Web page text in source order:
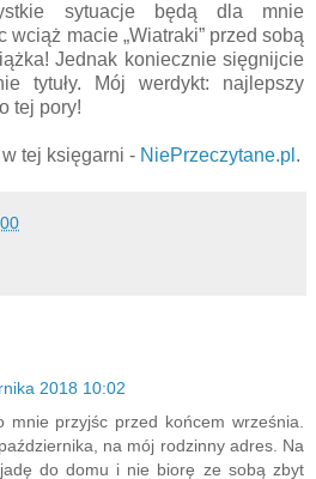
sytuacje będą dla mnie
macie „Wiatraki” przed sobą
Jednak koniecznie sięgnijcie
tytuły. Mój werdykt: najlepszy
tej pory!
tej księgarni - NiePrzeczytane.pl .
2018 10:02
mnie przyjśc przed końcem września.
na mój rodzinny adres. Na
do domu i nie biorę ze sobą zbyt